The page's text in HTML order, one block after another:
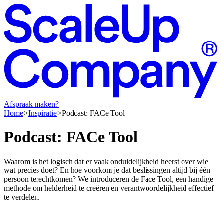
Afspraak maken?
Home Inspiratie Podcast: FACe Tool
Podcast: FACe Tool
Waarom is het logisch dat er vaak onduidelijkheid heerst over wie
wat precies doet? En hoe voorkom je dat beslissingen altijd bij één
persoon terechtkomen? We introduceren de Face Tool, een handige
methode om helderheid te creëren en verantwoordelijkheid effectief
te verdelen.